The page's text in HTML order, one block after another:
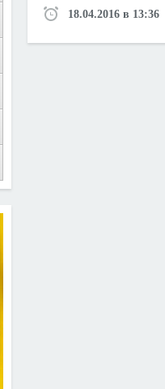
18.04.2016 в 13:36